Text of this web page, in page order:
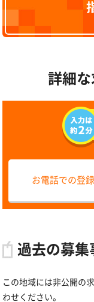
詳細な
お電話での登録
過去の募集
この地域には非公開の
わせください。